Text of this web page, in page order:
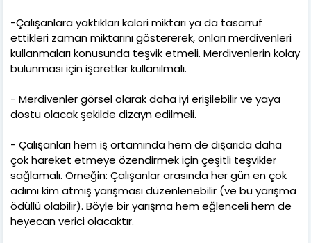
-Çalışanlara yaktıkları kalori miktarı ya da tasarruf
ettikleri zaman miktarını göstererek, onları merdivenleri
kullanmaları konusunda teşvik etmeli. Merdivenlerin kolay
bulunması için işaretler kullanılmalı.
- Merdivenler görsel olarak daha iyi erişilebilir ve yaya
dostu olacak şekilde dizayn edilmeli.
- Çalışanları hem iş ortamında hem de dışarıda daha
çok hareket etmeye özendirmek için çeşitli teşvikler
sağlamalı. Örneğin: Çalışanlar arasında her gün en çok
adımı kim atmış yarışması düzenlenebilir (ve bu yarışma
ödüllü olabilir). Böyle bir yarışma hem eğlenceli hem de
heyecan verici olacaktır.